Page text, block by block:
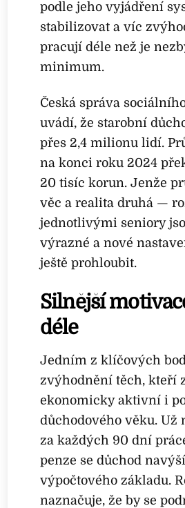
podle jeho vyjádření
stabilizovat a víc
pracují déle než je
minimum.
Česká správa
uvádí, že starobní
přes 2,4 milionu lidí.
na konci roku 2024
20 tisíc korun. Jenže
věc a realita druhá —
jednotlivými seniory
výrazné a nové
ještě prohloubit.
Silnější
déle
Jedním z klíčových
zvýhodnění těch, kteří
ekonomicky aktivní i
důchodového věku. Už
za každých 90 dní
penze se důchod navýší
výpočtového základu.
naznačuje, že by se